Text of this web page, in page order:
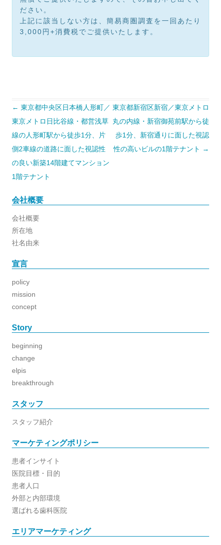
ださい。
上記に該当しない方は、簡易商圏調査を一回あたり
3,000円+消費税でご提供いたします。
稿
ナ
ビ
ゲ
ー
シ
ン
← 東京都中央区日本橋人形町／
東京メトロ日比谷線・都営浅草
線の人形町駅から徒歩1分、片
側2車線の道路に面した視認性
の良い新築14階建てマンション
1階テナント
東京都新宿区新宿／東京メトロ
丸の内線・新宿御苑前駅から徒
歩1分、新宿通りに面した視認
性の高いビルの1階テナント →
会社概要
会社概要
所在地
社名由来
宣言
policy
mission
concept
Story
beginning
change
elpis
breakthrough
スタッフ
スタッフ紹介
マーケティングポリシー
患者インサイト
医院目標・目的
患者人口
外部と内部環境
選ばれる歯科医院
エリアマーケティング